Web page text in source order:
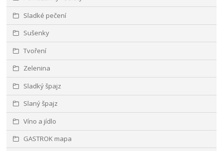
Sladké pečení
Sušenky
Tvoření
Zelenina
Sladký špajz
Slaný špajz
Víno a jídlo
GASTROK mapa